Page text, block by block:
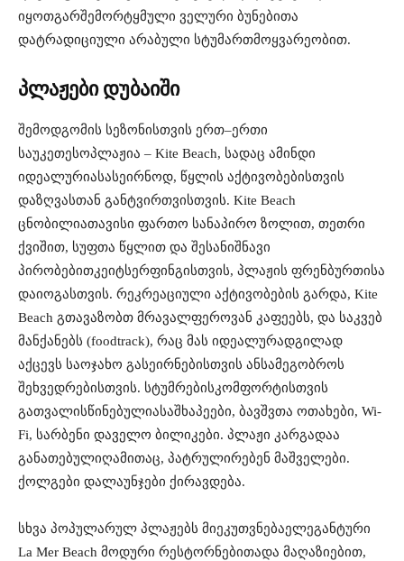
იყოთგარშემორტყმული ველური ბუნებითა
დატრადიციული არაბული სტუმართმოყვარეობით.
პლაჟები დუბაიში
შემოდგომის სეზონისთვის ერთ–ერთი
საუკეთესოპლაჟია – Kite Beach, სადაც ამინდი
იდეალურიასასეირნოდ, წყლის აქტივობებისთვის
დაზღვასთან განტვირთვისთვის. Kite Beach
ცნობილიათავისი ფართო სანაპირო ზოლით, თეთრი
ქვიშით, სუფთა წყლით და შესანიშნავი
პირობებითკეიტსერფინგისთვის, პლაჟის ფრენბურთისა
დაიოგასთვის. რეკრეაციული აქტივობების გარდა, Kite
Beach გთავაზობთ მრავალფეროვან კაფეებს, და საკვებ
მანქანებს (foodtrack), რაც მას იდეალურადგილად
აქცევს საოჯახო გასეირნებისთვის ანსამეგობროს
შეხვედრებისთვის. სტუმრებისკომფორტისთვის
გათვალისწინებულიასაშხაპეები, ბავშვთა ოთახები, Wi-
Fi, სარბენი დაველო ბილიკები. პლაჟი კარგადაა
განათებულიღამითაც, პატრულირებენ მაშველები.
ქოლგები დალაუნჯები ქირავდება.
სხვა პოპულარულ პლაჟებს მიეკუთვნებაელეგანტური
La Mer Beach მოდური რესტორნებითადა მაღაზიებით,